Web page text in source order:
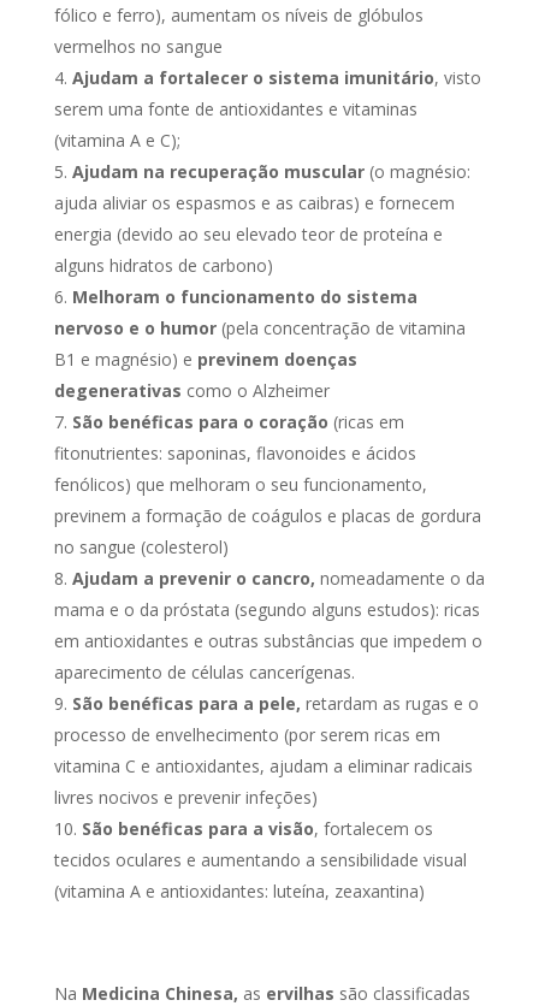
fólico e ferro), aumentam os níveis de glóbulos
vermelhos no sangue
Ajudam a fortalecer o sistema imunitário, visto
serem uma fonte de antioxidantes e vitaminas
(vitamina A e C);
Ajudam na recuperação muscular(o magnésio:
ajuda aliviar os espasmos e as caibras) e fornecem
energia (devido ao seu elevado teor de proteína e
alguns hidratos de carbono)
Melhoram o funcionamento do sistema
nervoso e o humor(pela concentração de vitamina
B1 e magnésio) e previnem doenças
degenerativas como o Alzheimer
São benéficas para o coração (ricas em
fitonutrientes: saponinas, flavonoides e ácidos
fenólicos) que melhoram o seu funcionamento,
previnem a formação de coágulos e placas de gordura
no sangue (colesterol)
Ajudam a prevenir o cancro, nomeadamente o da
mama e o da próstata (segundo alguns estudos): ricas
em antioxidantes e outras substâncias que impedem o
aparecimento de células cancerígenas.
São benéficas para a pele, retardam as rugas e o
processo de envelhecimento (por serem ricas em
vitamina C e antioxidantes, ajudam a eliminar radicais
livres nocivos e prevenir infeções)
São benéficas para a visão, fortalecem os
tecidos oculares e aumentando a sensibilidade visual
(vitamina A e antioxidantes: luteína, zeaxantina)
Na Medicina Chinesa, as ervilhas são classificadas